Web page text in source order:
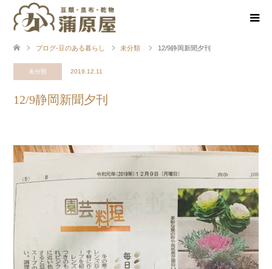
ブログ-豆のある暮らし 未分類 12/9静岡新聞夕刊
未分類 2019.12.11
12/9静岡新聞夕刊